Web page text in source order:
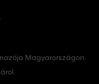
Magyarországon.